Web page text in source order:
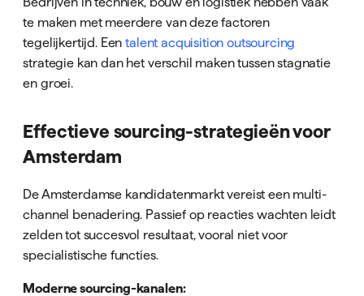
te maken met meerdere van deze factoren
tegelijkertijd. Eentalent acquisition outsourcing
strategie kan dan het verschil maken tussen stagnatie
en groei.
Effectieve sourcing-strategieën voor
Amsterdam
De Amsterdamse kandidatenmarkt vereist een multi-
channel benadering. Passief op reacties wachten leidt
zelden tot succesvol resultaat, vooral niet voor
specialistische functies.
Moderne sourcing-kanalen: